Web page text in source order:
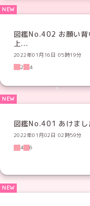
図鑑No.402 お願い背
上...
2022年01月16日 05時19分
2
4
図鑑No.401 あけまし
2022年01月02日 02時59分
4
6